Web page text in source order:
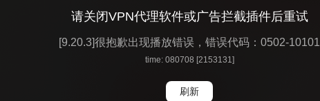
请关闭VPN代理软件或广告拦截插件后重试
[9.20.3]很抱歉出现播放错误，错误代码：0502-10101
time: 080708 [2153131]
刷新